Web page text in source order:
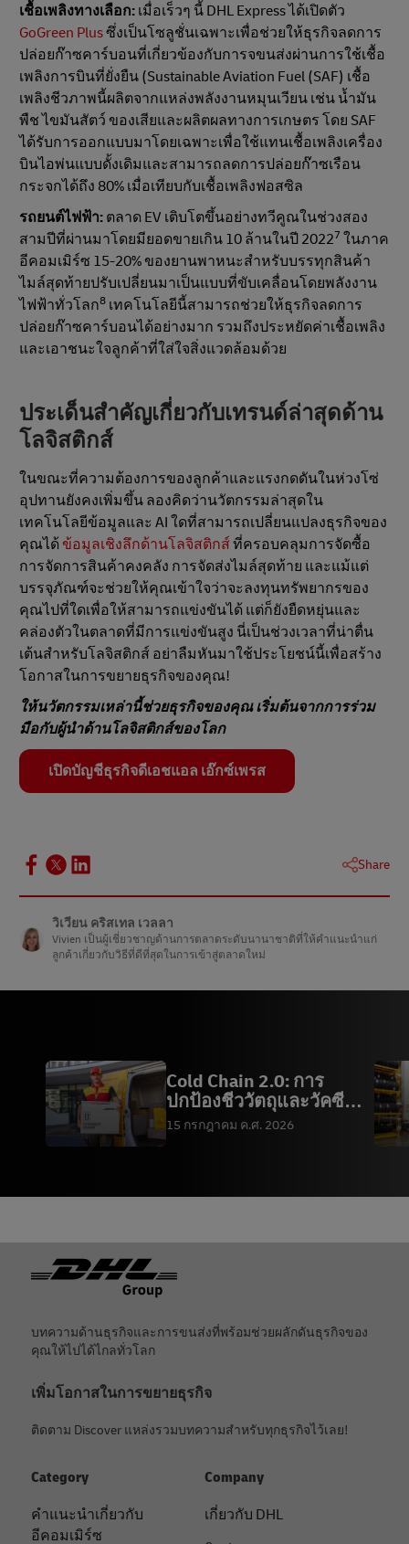
เชื้อเพลิงทางเลือก: เมื่อเร็วๆ นี้ DHL Express ได้เปิดตัว
GoGreen Plusซึ่งเป็นโซลูชั่นเฉพาะเพื่อช่วยให้ธุรกิจลดการ
ปล่อยก๊าซคาร์บอนที่เกี่ยวข้องกับการจขนส่งผ่านการใช้เชื้อ
เพลิงการบินที่ยั่งยืน (Sustainable Aviation Fuel (SAF) เชื้อ
เพลิงชีวภาพนี้ผลิตจากแหล่งพลังงานหมุนเวียน เช่น น้ำมัน
พืช ไขมันสัตว์ ของเสียและผลิตผลทางการเกษตร โดย SAF
ได้รับการออกแบบมาโดยเฉพาะเพื่อใช้แทนเชื้อเพลิงเครื่อง
บินไอพ่นแบบดั้งเดิมและสามารถลดการปล่อยก๊าซเรือน
กระจกได้ถึง 80% เมื่อเทียบกับเชื้อเพลิงฟอสซิล
รถยนต์ไฟฟ้า: ตลาด EV เติบโตขึ้นอย่างทวีคูณในช่วงสอง
สามปีที่ผ่านมาโดยมียอดขายเกิน 10 ล้านในปี 20227 ในภาค
อีคอมเมิร์ซ 15-20% ของยานพาหนะสำหรับบรรทุกสินค้า
ไมล์สุดท้ายปรับเปลี่ยนมาเป็นแบบที่ขับเคลื่อนโดยพลังงาน
ไฟฟ้าทั่วโลก8 เทคโนโลยีนี้สามารถช่วยให้ธุรกิจลดการ
ปล่อยก๊าซคาร์บอนได้อย่างมาก รวมถึงประหยัดค่าเชื้อเพลิง
และเอาชนะใจลูกค้าที่ใส่ใจสิ่งแวดล้อมด้วย
ประเด็นสำคัญเกี่ยวกับเทรนด์ล่าสุดด้าน
โลจิสติกส์
ในขณะที่ความต้องการของลูกค้าและแรงกดดันในห่วงโซ่
อุปทานยังคงเพิ่มขึ้น ลองคิดว่านวัตกรรมล่าสุดใน
เทคโนโลยีข้อมูลและ AI ใดที่สามารถเปลี่ยนแปลงธุรกิจของ
คุณได้ ข้อมูลเชิงลึกด้านโลจิสติกส์ ที่ครอบคลุมการจัดซื้อ
การจัดการสินค้าคงคลัง การจัดส่งไมล์สุดท้าย และแม้แต่
บรรจุภัณฑ์จะช่วยให้คุณเข้าใจว่าจะลงทุนทรัพยากรของ
คุณไปที่ใดเพื่อให้สามารถแข่งขันได้ แต่ก็ยังยืดหยุ่นและ
คล่องตัวในตลาดที่มีการแข่งขันสูง นี่เป็นช่วงเวลาที่น่าตื่น
เต้นสําหรับโลจิสติกส์ อย่าลืมหันมาใช้ประโยชน์นี้เพื่อสร้าง
โอกาสในการขยายธุรกิจของคุณ!
ให้นวัตกรรมเหล่านี้ช่วยธุรกิจของคุณ เริ่มต้นจากการร่วม
มือกับผู้นําด้านโลจิสติกส์ของโลก
เปิดบัญชีธุรกิจดีเอชแอล เอ๊กซ์เพรส
Share
วิเวียน คริสเทล เวลลา
Vivien เป็นผู้เชี่ยวชาญด้านการตลาดระดับนานาชาติที่ให้คําแนะนําแก่
ลูกค้าเกี่ยวกับวิธีที่ดีที่สุดในการเข้าสู่ตลาดใหม่
Cold Chain 2.0: การ
ปกป้องชีววัตถุและวัคซีน
ระหว่างการขนส่ง
15 กรกฎาคม ค.ศ. 2026
ท้ายกระดาษ
บทความด้านธุรกิจและการขนส่งที่พร้อมช่วยผลักดันธุรกิจของ
คุณให้ไปได้ไกลทั่วโลก
เพิ่มโอกาสในการขยายธุรกิจ
ติดตาม Discover แหล่งรวมบทความสำหรับทุกธุรกิจไว้เลย!
Category
คําแนะนําเกี่ยวกับ
อีคอมเมิร์ซ
Company
เกี่ยวกับ DHL